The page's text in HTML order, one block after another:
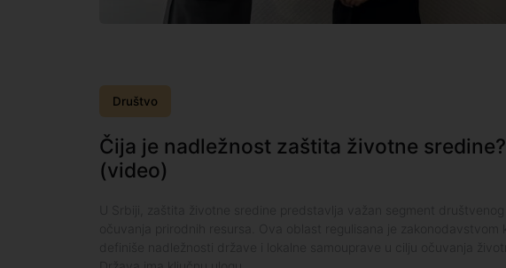
Društvo
Čija je nadležnost zaštita životne sredine?
(video)